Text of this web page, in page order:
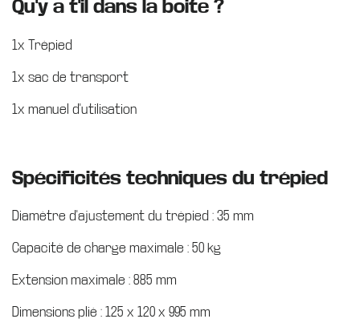
Qu'y a t'il dans la boite ?
1x Trépied
1x sac de transport
1x manuel d'utilisation
Spécificités techniques du trépied
Diamètre d'ajustement du trépied : 35 mm
Capacité de charge maximale : 50 kg
Extension maximale : 885 mm
Dimensions plié : 125 x 120 x 995 mm